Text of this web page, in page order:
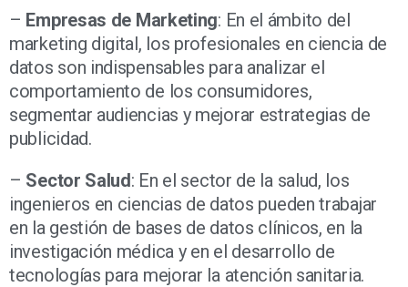
– Empresas de Marketing: En el ámbito del
marketing digital, los profesionales en ciencia de
datos son indispensables para analizar el
comportamiento de los consumidores,
segmentar audiencias y mejorar estrategias de
publicidad.
– Sector Salud: En el sector de la salud, los
ingenieros en ciencias de datos pueden trabajar
en la gestión de bases de datos clínicos, en la
investigación médica y en el desarrollo de
tecnologías para mejorar la atención sanitaria.